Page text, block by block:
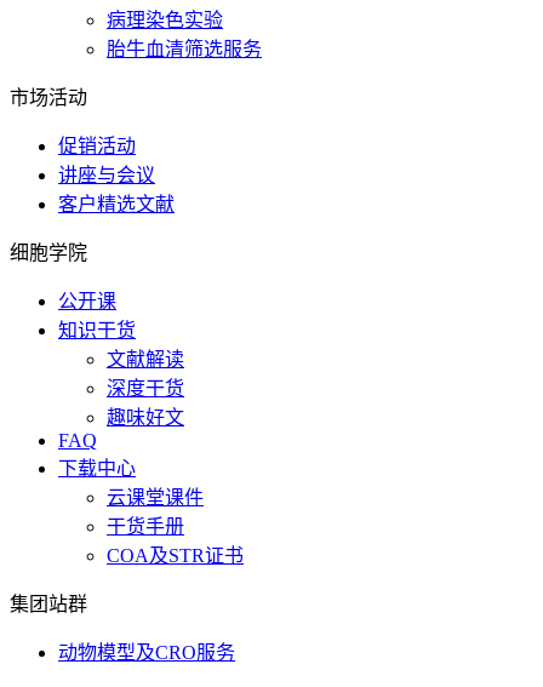
病理染色实验
胎牛血清筛选服务
市场活动
促销活动
讲座与会议
客户精选文献
细胞学院
公开课
知识干货
文献解读
深度干货
趣味好文
FAQ
下载中心
云课堂课件
干货手册
COA及STR证书
集团站群
动物模型及CRO服务